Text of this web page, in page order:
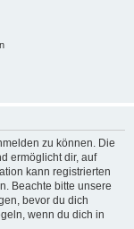
zu können. Die
ermöglicht dir, auf
kann registrierten
Beachte bitte unsere
bevor du dich
wenn du dich in